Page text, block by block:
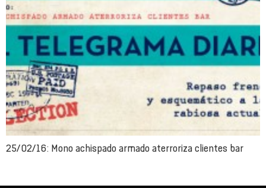
25/02/16: Mono achispado armado aterroriza clientes bar